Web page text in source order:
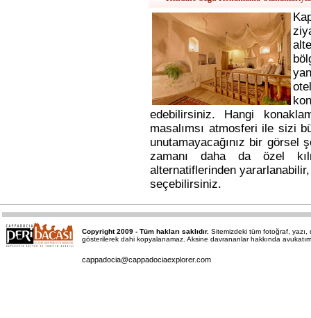
edebilirsiniz. Hangi
masalımsı atmosferi ile sizi
unutamayacağınız bir görsel
zamanı daha da özel
alternatiflerinden
seçebilirsiniz.
Copyright 2009 - Tüm hakları saklıdır. Sitemizdeki tüm fotoğraf, yazı,
gösterilerek dahi kopyalanamaz. Aksine davrananlar hakkında
cappadocia@cappadociaexplorer.com